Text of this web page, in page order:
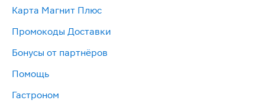
Карта Магнит Плюс
Промокоды Доставки
Бонусы от партнёров
Помощь
Гастроном